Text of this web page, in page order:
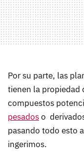
Por su parte, las
tienen la propiedad
compuestos
pesadoso
pasando todo esto
ingerimos.